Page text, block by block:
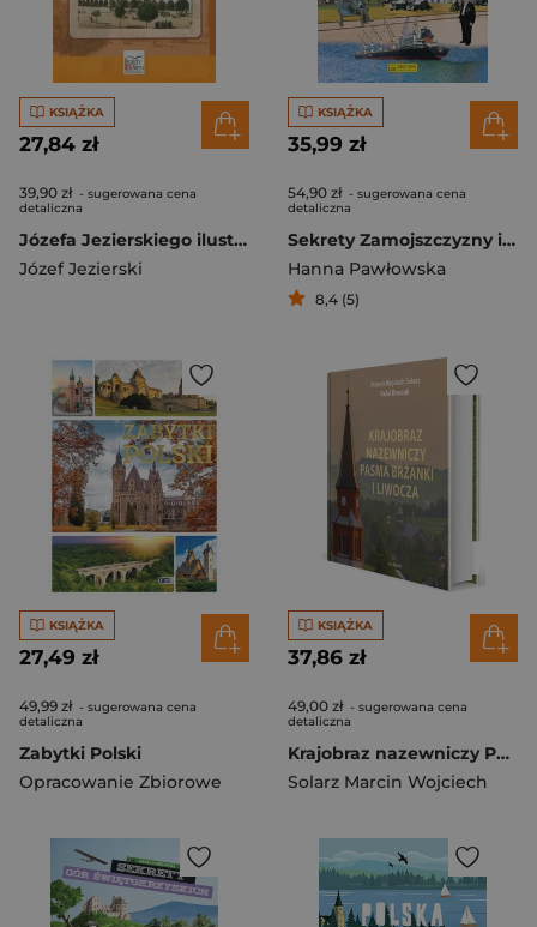
KSIĄŻKA
27,84 zł
39,90 zł - sugerowana cena
detaliczna
Józefa Jezierskiego ilustrowany przewodnik po Krakowie i okolicy
Józef Jezierski
KSIĄŻKA
35,99 zł
54,90 zł - sugerowana cena
detaliczna
Sekrety Zamojszczyzny i Roztocza
Hanna Pawłowska
8,4 (5)
KSIĄŻKA
27,49 zł
49,99 zł - sugerowana cena
detaliczna
Zabytki Polski
Opracowanie Zbiorowe
KSIĄŻKA
37,86 zł
49,00 zł - sugerowana cena
detaliczna
Krajobraz nazewniczy Pasma Brzanki i Liwocza
Solarz Marcin Wojciech